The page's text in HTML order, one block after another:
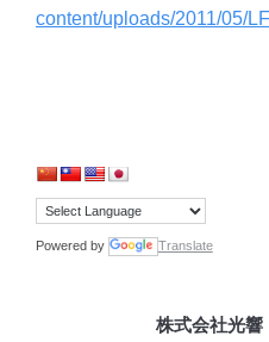
content/uploads/2011/05/
Powered by Translate
株式会社光響